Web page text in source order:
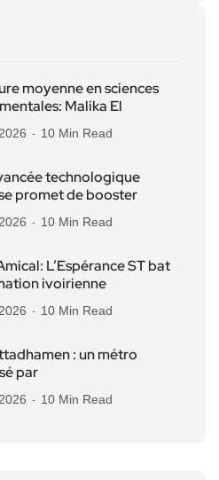
moyenne en sciences
Malika El
10 Min Read
technologique
promet de booster
10 Min Read
L’Espérance ST bat
ivoirienne
10 Min Read
: un métro
par
10 Min Read